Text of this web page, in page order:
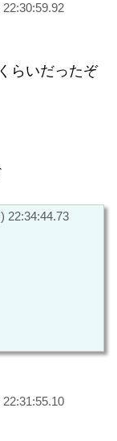
らいだったぞ
22:34:44.73